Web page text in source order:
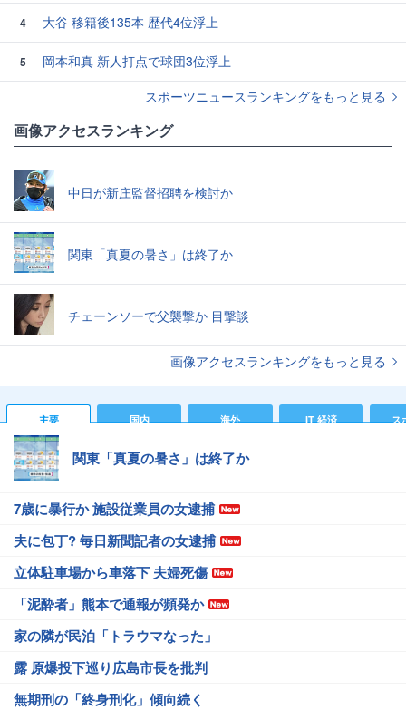
4 大谷 移籍後135本 歴代4位浮上
5
岡本和真 新人打点で球団3位浮上
スポーツニュースランキングをもっと見る
画像アクセスランキング
中日が新庄監督招聘を検討か
関東「真夏の暑さ」は終了か
チェーンソーで父襲撃か 目撃談
画像アクセスランキングをもっと見る
主要 国内 海外 IT 経済 ス
関東「真夏の暑さ」は終了か
7歳に暴行か 施設従業員の女逮捕
夫に包丁? 毎日新聞記者の女逮捕
立体駐車場から車落下 夫婦死傷
「泥酔者」熊本で通報が頻発か
家の隣が民泊「トラウマなった」
露 原爆投下巡り広島市長を批判
無期刑の「終身刑化」傾向続く